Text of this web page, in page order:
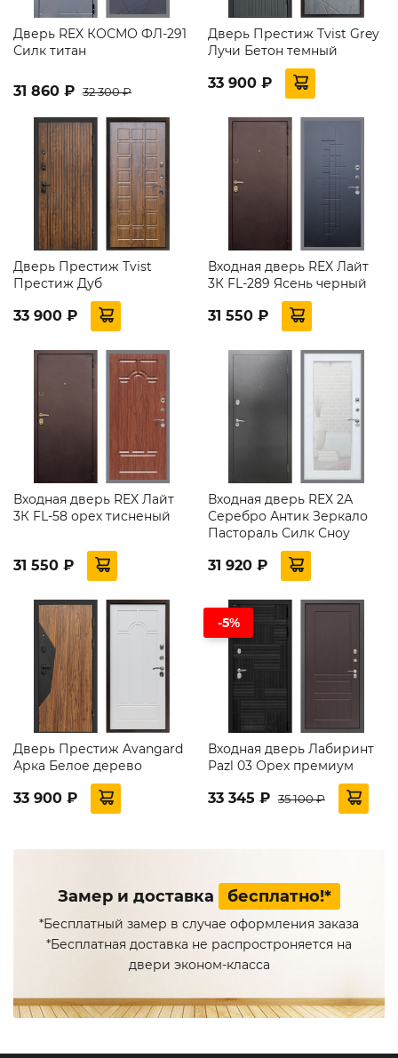
Дверь REX КОСМО ФЛ-291
Силк титан
31 860 ₽ 32 300 ₽
Дверь Престиж Tvist Grey
Лучи Бетон темный
33 900 ₽
Дверь Престиж Tvist
Престиж Дуб
33 900 ₽
Входная дверь REX Лайт
3К FL-289 Ясень черный
31 550 ₽
Входная дверь REX Лайт
3К FL-58 орех тисненый
31 550 ₽
Входная дверь REX 2А
Серебро Антик Зеркало
Пастораль Силк Сноу
31 920 ₽
Дверь Престиж Avangard
Арка Белое дерево
33 900 ₽
-5%
Входная дверь Лабиринт
Pazl 03 Орех премиум
33 345 ₽ 35 100 ₽
Замер и доставка бесплатно!*
*Бесплатный замер в случае оформления заказа
*Бесплатная доставка не распростроняется на
двери эконом-класса